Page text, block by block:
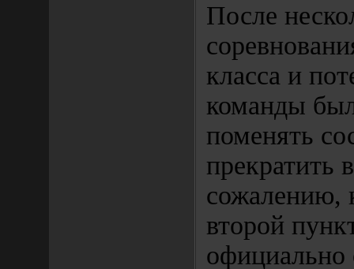
После
класса и
команды
поменять
прекратить
сожалению,
второй
официально